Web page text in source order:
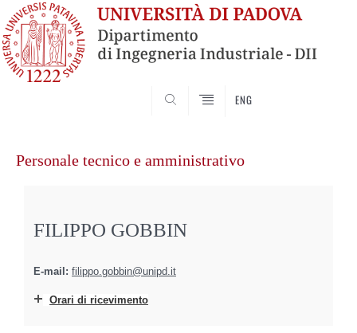
ENG
contenuto
Personale tecnico e amministrativo
FILIPPO GOBBIN
E-mail: filippo.gobbin@unipd.it
Orari di ricevimento